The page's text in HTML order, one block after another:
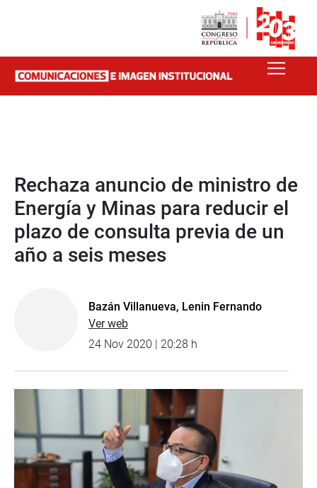
Rechaza anuncio de ministro de
Energía y Minas para reducir el
plazo de consulta previa de un
año a seis meses
Bazán Villanueva, Lenin Fernando
Ver web
24 Nov 2020 | 20:28 h